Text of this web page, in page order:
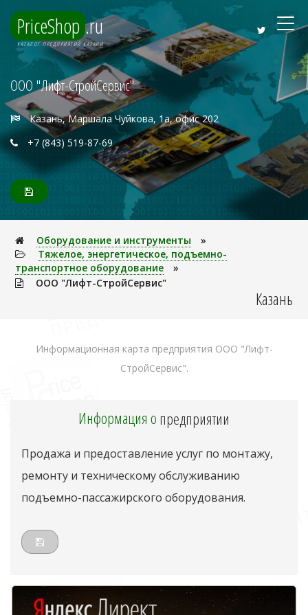
PriceShop .ru
КАТАЛОГ ПРЕДПРИЯТИЙ КАЗАНИ
ООО "Лифт-СтройСервис"
Казань, Маршала Чуйкова, 1а, офис 202
+7 (843) 519-87-69
Оборудование и инструменты
»
Тяжелое, энеpгетическое, подъемно-
транспортное оборудование
»
ООО "Лифт-СтройСервис"
Казань
Информационная карта предприятия ООО "Лифт-
СтройСервис".
Информация опредприятии
Продажа и предоставление услуг по монтажу,
ремонту и техническому обслуживанию
подъемно-пассажирского оборудования.